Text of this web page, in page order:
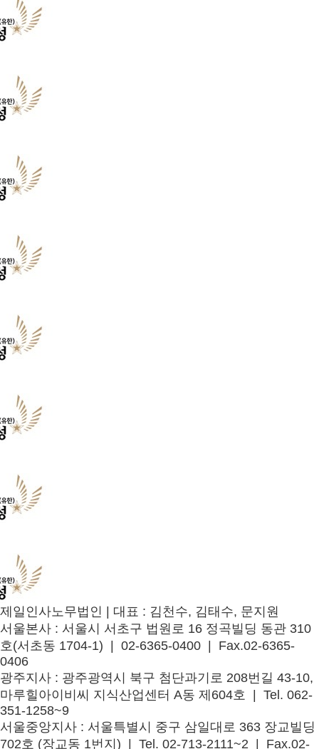
제일인사노무법인
대표 : 김천수, 김태수, 문지원
서울본사 : 서울시 서초구 법원로 16 정곡빌딩 동관 310
호(서초동 1704-1) | 02-6365-0400 | Fax.02-6365-
0406
광주지사 : 광주광역시 북구 첨단과기로 208번길 43-10,
마루힐아이비씨 지식산업센터 A동 제604호 | Tel. 062-
351-1258~9
서울중앙지사 : 서울특별시 중구 삼일대로 363 장교빌딩
702호 (장교동 1번지) | Tel. 02-713-2111~2 | Fax.02-